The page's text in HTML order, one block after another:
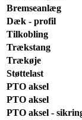
Bremseanlæg
Dæk - profil
Tilkobling
Trækstang
Trækøje
Støttelast
PTO aksel
PTO aksel
PTO aksel -